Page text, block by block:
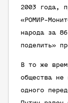
2003 года,
«РОМИР-
народа за
поделить»
В то же
общества не
одного